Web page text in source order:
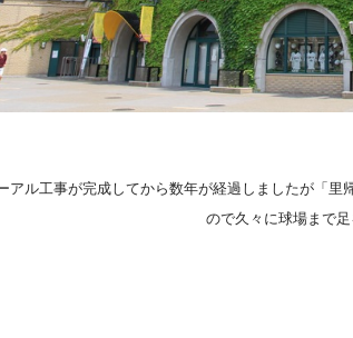
アル工事が完成してから数年が経過しましたが「
ので久々に球場まで足